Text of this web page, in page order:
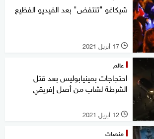
شيكاغو "تنتفض" بعد الفيديو الفظيع
l 17 أبريل 2021
عالم
احتجاجات بمينيابوليس بعد قتل
الشرطة لشاب من أصل إفريقي
l 12 أبريل 2021
منصات